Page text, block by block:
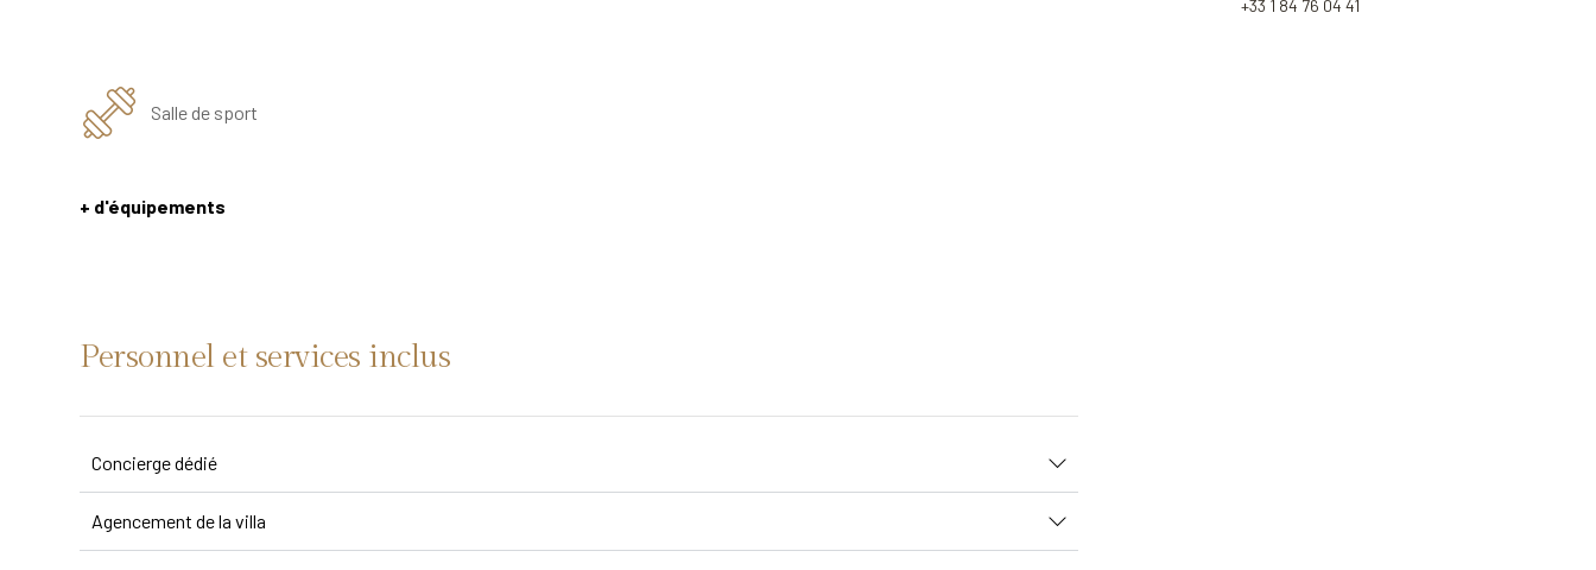
Salle de sport
+ d'équipements
Personnel et services inclus
Concierge dédié
Agencement de la villa
+33 1 84 76 04 41